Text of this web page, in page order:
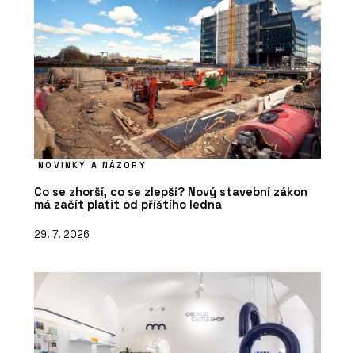
NOVINKY A NÁZORY
Co se zhorší, co se zlepší? Nový stavební zákon
má začít platit od příštího ledna
29. 7. 2026